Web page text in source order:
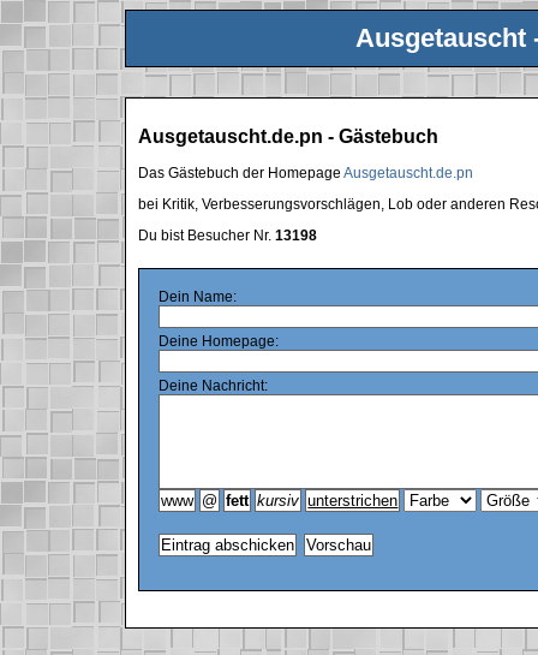
Ausgetauscht
Ausgetauscht.de.pn - Gästebuch
Das Gästebuch der HomepageAusgetauscht.de.pn
bei Kritik, Verbesserungsvorschlägen, Lob oder anderen
Du bist Besucher Nr.13198
Dein Name:
Deine Homepage:
Deine Nachricht: